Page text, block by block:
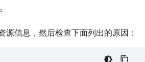
源信息，然后检查下面列出的原因：